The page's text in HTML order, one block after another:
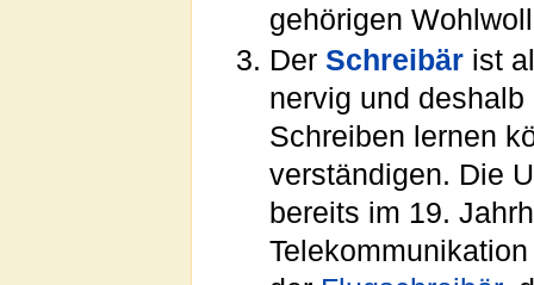
gehörigen
Der Schreibärist
nervig und
Schreiben lernen
verständigen. Die
bereits im 19.